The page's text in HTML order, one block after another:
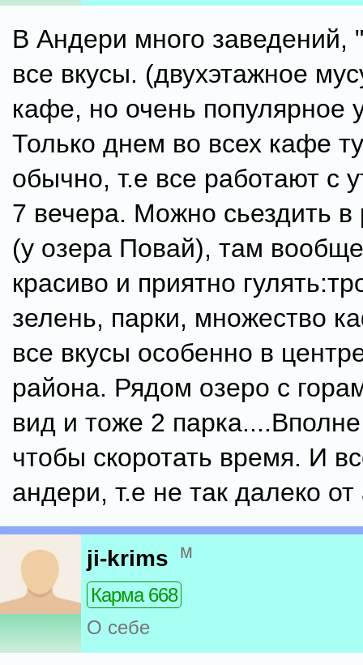
В Андери много заведений,
все вкусы. (двухэтажное
кафе, но очень популярное
Только днем во всех кафе
обычно, т.е все работают с
7 вечера. Можно сьездить
(у озера Повай), там
красиво и приятно
зелень, парки, множество
все вкусы особенно в
района. Рядом озеро с
вид и тоже 2
чтобы скоротать время. И
андери, т.е не так далеко
ji-krims м
Карма 668
О себе